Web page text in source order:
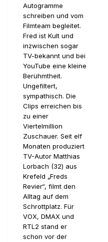
Autogramme
schreiben und vom
Filmteam begleitet.
Fred ist Kult und
inzwischen sogar
TV-bekannt und bei
YouTube eine kleine
Berühmtheit.
Ungefiltert,
sympathisch. Die
Clips erreichen bis
zu einer
Viertelmillion
Zuschauer. Seit elf
Monaten produziert
TV-Autor Matthias
Lorbach (32) aus
Krefeld „Freds
Revier“, filmt den
Alltag auf dem
Schrottplatz. Für
VOX, DMAX und
RTL2 stand er
schon vor der